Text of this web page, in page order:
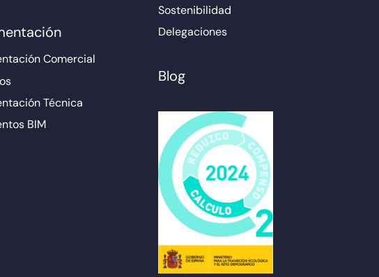
Comercial
Técnica
BIM
Sostenibilidad
Delegaciones
Blog